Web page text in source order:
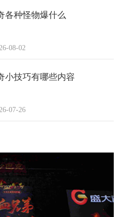
各种怪物爆什么
08-02
小技巧有哪些内容
07-26